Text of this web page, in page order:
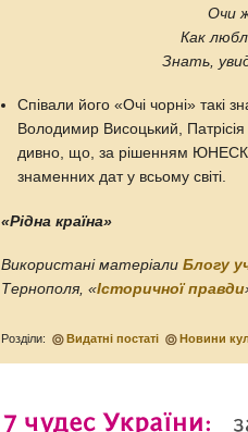
Очи
Как
Знать,
Співали його «Очі чорні» такі
Володимир Висоцький,
дивно, що, за рішенням
знаменних дат у всьому світі.
«Рідна країна»
Використані матеріалиБлогу
Тернополя, «Історичної правди
Розділи: Видатні постаті Новини